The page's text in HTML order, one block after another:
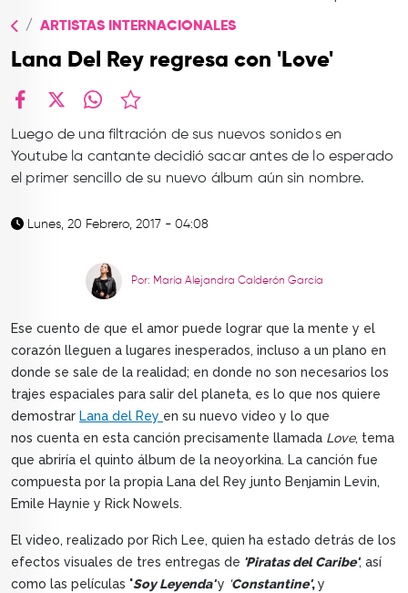
ARTISTAS INTERNACIONALES
Lana Del Rey regresa con 'Love'
Luego de una filtración de sus nuevos sonidos en
Youtube la cantante decidió sacar antes de lo esperado
el primer sencillo de su nuevo álbum aún sin nombre.
Lunes, 20 Febrero, 2017 - 04:08
Por: María Alejandra Calderón García
Ese cuento de que el amor puede lograr que la mente y el
corazón lleguen a lugares inesperados, incluso a un plano en
donde se sale de la realidad; en donde no son necesarios los
trajes espaciales para salir del planeta, es lo que nos quiere
demostrar Lana del Rey en su nuevo video y lo que
nos cuenta en esta canción precisamente llamada Love, tema
que abriría el quinto álbum de la neoyorkina. La canción fue
compuesta por la propia Lana del Rey junto Benjamin Levin,
Emile Haynie y Rick Nowels.
El video, realizado por Rich Lee, quien ha estado detrás de los
efectos visuales de tres entregas de 'Piratas del Caribe', así
como las películas 'Soy Leyenda'y 'Constantine',y